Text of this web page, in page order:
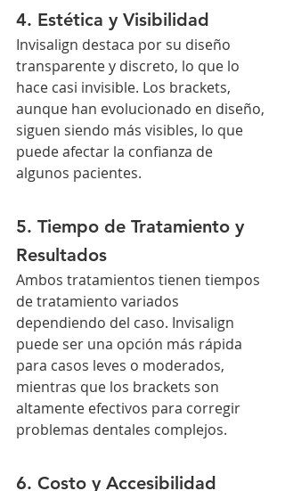
4. Estética y Visibilidad
Invisalign destaca por su diseño
transparente y discreto, lo que lo
hace casi invisible. Los brackets,
aunque han evolucionado en diseño,
siguen siendo más visibles, lo que
puede afectar la confianza de
algunos pacientes.
5. Tiempo de Tratamiento y
Resultados
Ambos tratamientos tienen tiempos
de tratamiento variados
dependiendo del caso. Invisalign
puede ser una opción más rápida
para casos leves o moderados,
mientras que los brackets son
altamente efectivos para corregir
problemas dentales complejos.
6. Costo y Accesibilidad